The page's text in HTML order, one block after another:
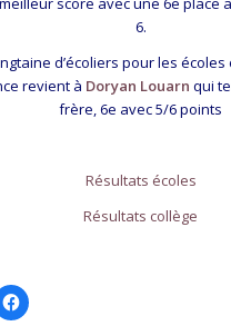
6.
d’écoliers pour les
revient à Doryan Louarn qui
frère, 6e avec 5/6 points
Résultats écoles
Résultats collège
Cliquez
pour